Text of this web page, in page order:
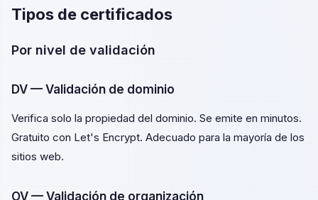
Tipos de certificados
Por nivel de validación
DV — Validación de dominio
Verifica solo la propiedad del dominio. Se emite en minutos.
Gratuito con Let's Encrypt. Adecuado para la mayoría de los
sitios web.
OV — Validación de organización